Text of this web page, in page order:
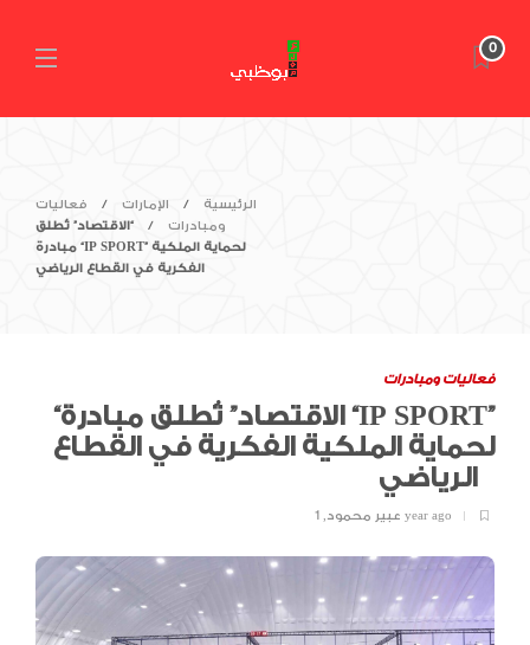
0
الرئيسية الإمارات
فعاليات
ومبادرات
“الاقتصاد” تُطلق
مبادرة “IP SPORT” لحماية الملكية
الفكرية في القطاع الرياضي
فعاليات ومبادرات
“الاقتصاد” تُطلق مبادرة “IP SPORT”
لحماية الملكية الفكرية في القطاع
عبير محمود, 1 year ago